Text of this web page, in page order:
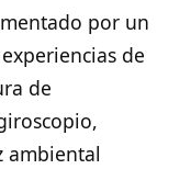
por un
de
de
ambiental